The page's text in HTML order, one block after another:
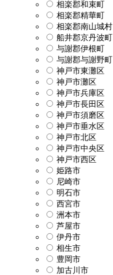
相楽郡和束町
相楽郡精華町
相楽郡南山城村
船井郡京丹波町
与謝郡伊根町
与謝郡与謝野町
神戸市東灘区
神戸市灘区
神戸市兵庫区
神戸市長田区
神戸市須磨区
神戸市垂水区
神戸市北区
神戸市中央区
神戸市西区
姫路市
尼崎市
明石市
西宮市
洲本市
芦屋市
伊丹市
相生市
豊岡市
加古川市